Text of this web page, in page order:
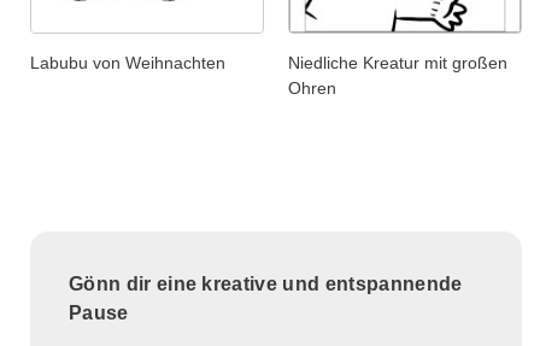
Labubu von Weihnachten
Niedliche Kreatur mit großen
Ohren
Gönn dir eine kreative und entspannende
Pause